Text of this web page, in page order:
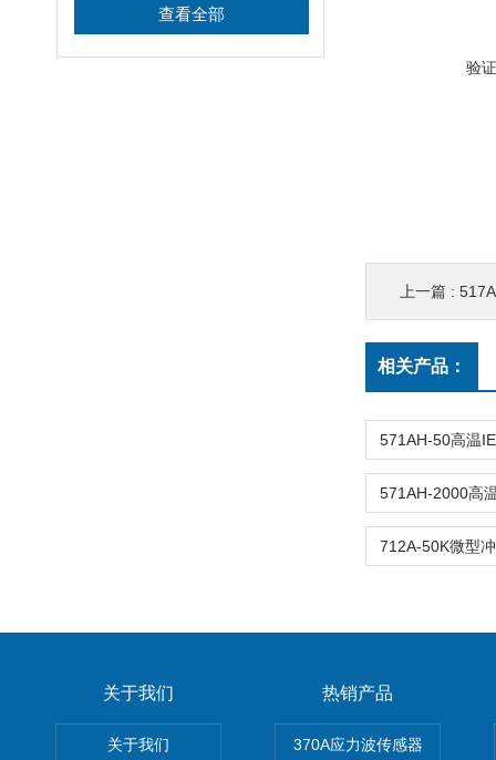
查看全部
验
上一篇 :
相关产品：
关于我们
关于我们
热销产品
370A应力波传感器